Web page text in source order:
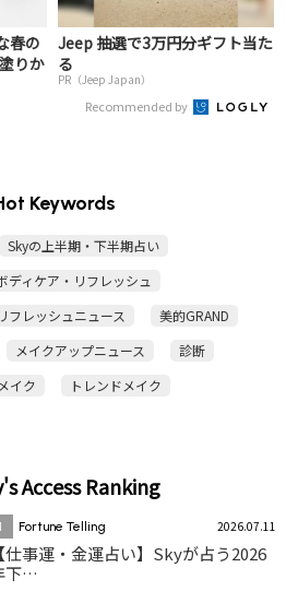
春の
りか
Jeep 抽選で3万円分ギフト当た
る
PR（Jeep Japan）
Recommended by
Keywords
Skyの上半期・下半期占い
ディケア・リフレッシュ
フレッシュニュース
美的GRAND
メイクアップニュース
診断
イク
トレンドメイク
Access Ranking
1 Fortune Telling 2026.07.11
【仕事運・金運占い】Skyが占う2026
下…